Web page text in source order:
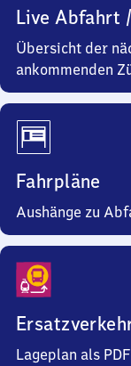
Live Abfahrt
Übersicht der
ankommenden
Fahrpläne
Aushänge zu
Lageplan als PDF